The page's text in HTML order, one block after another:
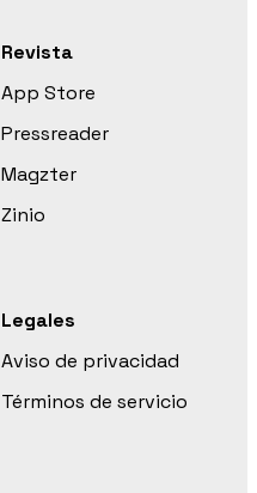
Revista
App Store
Pressreader
Magzter
Zinio
Legales
Aviso de privacidad
Términos de servicio